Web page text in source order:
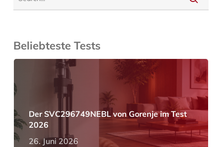
Beliebteste Tests
Der SVC296749NEBL von Gorenje im Test
2026
26. Juni 2026